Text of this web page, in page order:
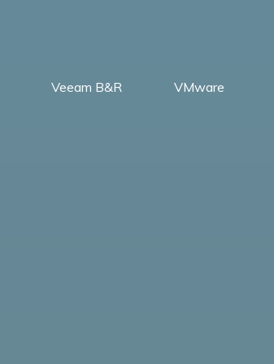
Veeam B&R VMware